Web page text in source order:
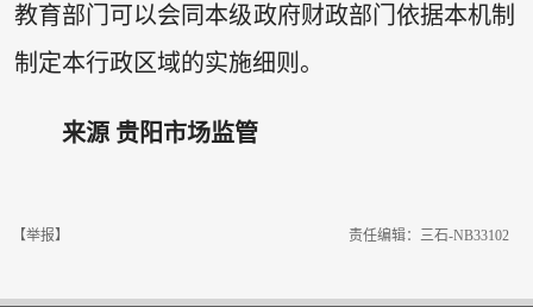
教育部门可以会同本级政府财政部门依据本机制
制定本行政区域的实施细则。
来源 贵阳市场监管
【举报】 责任编辑：三石-NB33102